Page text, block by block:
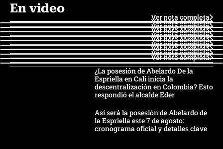
En video
Ver nota completa
Ver nota completa
Ver nota completa
Ver nota completa
Ver nota completa
Ver nota completa
Ver nota completa
Ver nota completa
Ver nota completa
Ver nota completa
¿La posesión de Abelardo De la
Espriella en Cali inicia la
descentralización en Colombia? Esto
respondió el alcalde Eder
Así será la posesión de Abelardo de
la Espriella este 7 de agosto:
cronograma oficial y detalles clave